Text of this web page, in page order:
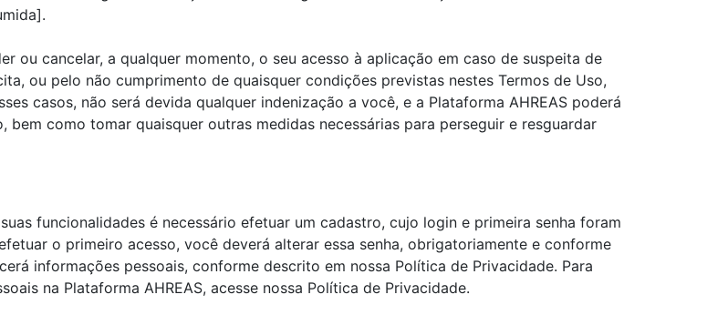
ou cancelar, a qualquer momento, o seu acesso à aplicação em caso de suspeita de
ou pelo não cumprimento de quaisquer condições previstas nestes Termos de Uso,
casos, não será devida qualquer indenização a você, e a Plataforma AHREAS poderá
como tomar quaisquer outras medidas necessárias para perseguir e resguardar
funcionalidades é necessário efetuar um cadastro, cujo login e primeira senha foram
o primeiro acesso, você deverá alterar essa senha, obrigatoriamente e conforme
informações pessoais, conforme descrito em nossa Política de Privacidade. Para
na Plataforma AHREAS, acesse nossa Política de Privacidade.